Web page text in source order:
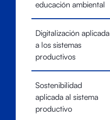
educación ambiental
Digitalización aplicada
a los sistemas
productivos
Sostenibilidad
aplicada al sistema
productivo